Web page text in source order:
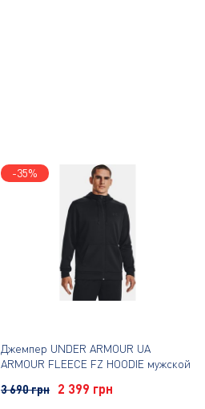
-35%
Джемпер UNDER ARMOUR UA
ARMOUR FLEECE FZ HOODIE мужской
3 690 грн
2 399 грн